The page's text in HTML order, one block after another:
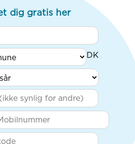
dig gratis her